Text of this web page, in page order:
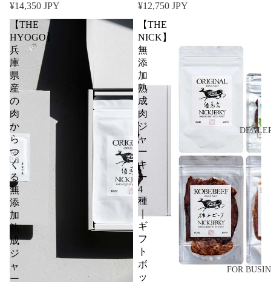
FOR
¥14,350 JPY
¥12,750 JPY
【THE
HYOGO】
兵
庫
県
産
の
肉
か
ら
つ
く
る
無
添
加
熟
成
ジ
ャ
ー
【THE
NICK】
無
添
加
熟
成
肉
ジ
ャ
ー
キ
ー
4
種
｜
ギ
フ
ト
ボ
ッ